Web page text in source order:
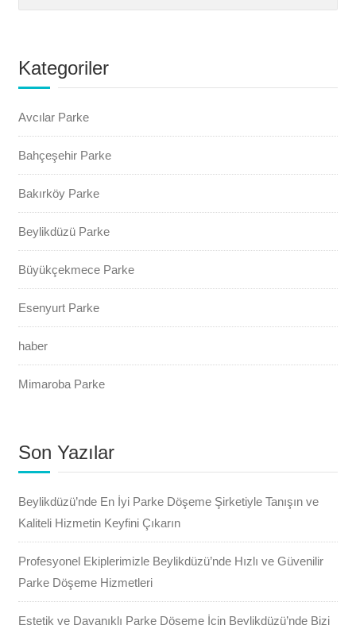
Kategoriler
Avcılar Parke
Bahçeşehir Parke
Bakırköy Parke
Beylikdüzü Parke
Büyükçekmece Parke
Esenyurt Parke
haber
Mimaroba Parke
Son Yazılar
Beylikdüzü’nde En İyi Parke Döşeme Şirketiyle Tanışın ve
Kaliteli Hizmetin Keyfini Çıkarın
Profesyonel Ekiplerimizle Beylikdüzü’nde Hızlı ve Güvenilir
Parke Döşeme Hizmetleri
Estetik ve Dayanıklı Parke Döşeme İçin Beylikdüzü’nde Bizi